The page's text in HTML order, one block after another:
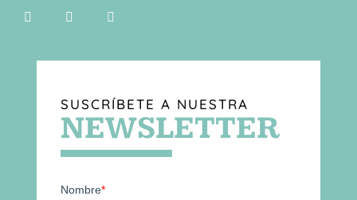
SUSCRÍBETE A NUESTRA
NEWSLETTER